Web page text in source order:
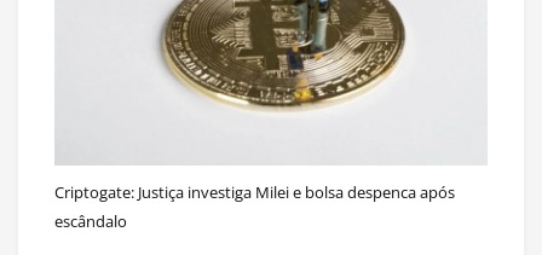
Criptogate: Justiça investiga Milei e bolsa despenca após
escândalo